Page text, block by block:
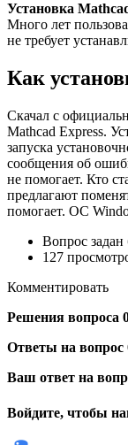
Установка
Много лет
не требует
Как
Скачал с
Mathcad Express.
запуска
сообщения об
не помогает. Кто
предлагают
помогает. ОС
Вопрос задан
127
Комментировать
Решения вопроса
Ответы на вопрос
Ваш ответ на
Войдите, чтобы